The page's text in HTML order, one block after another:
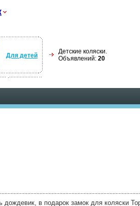
Для детей
Детские коляски.
Объявлений: 20
дождевик, в подарок замок для коляски